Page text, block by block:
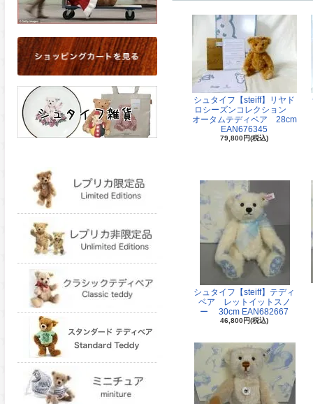
シュタイフ【steiff】リヤド
ロシーズンコレクション
オータムテディベア 28cm
EAN676345
79,800円(税込)
シュタイフ【steiff】テディ
ベア レットイットスノ
ー 30cm EAN682667
46,800円(税込)